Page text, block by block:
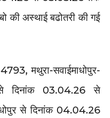
की अस्थाई बढोतरी की गई
मथुरा-सवाईमाधोपुर-
दिनांक 03.04.26 से
से दिनांक 04.04.26